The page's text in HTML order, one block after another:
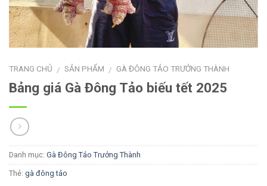
TRANG CHỦ / SẢN PHẨM / GÀ ĐÔNG TẢO TRƯỞNG THÀNH
Bảng giá Gà Đông Tảo biếu tết 2025
Danh mục: Gà Đông Tảo Trưởng Thành
Thẻ: gà đông tảo